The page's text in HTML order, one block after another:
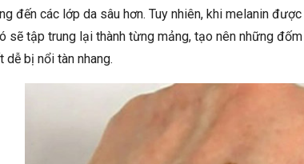
đến các lớp da sâu hơn. Tuy nhiên, khi melanin
sẽ tập trung lại thành từng mảng, tạo nên những
dễ bị nổi tàn nhang.